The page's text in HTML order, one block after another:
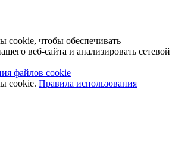
cookie, чтобы обеспечивать
веб-сайта и анализировать сетевой
файлов cookie
cookie. Правила использования